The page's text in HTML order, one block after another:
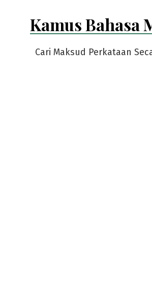
Kamus Bahasa
Cari Maksud Perkataan